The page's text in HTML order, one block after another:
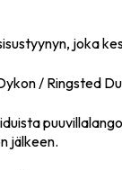
joka
/ Ringsted
jälkeen.